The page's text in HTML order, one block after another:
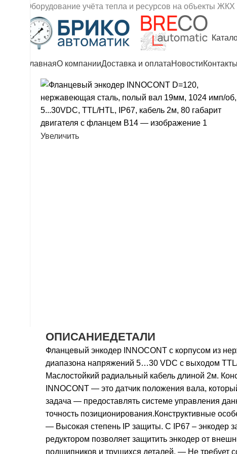
Оборудование учёта тепла и ресурсов на объекты ЖКХ
ГлавнаяО компанииДоставка и оплатаНовостиКонтакты
Увеличить
ОПИСАНИЕДЕТАЛИ
Фланцевый энкодер INNOCONT с корпусом из
диапазона напряжений 5…30 VDC с выходом
Маслостойкий радиальный кабель длиной 2м.
INNOCONT — это датчик положения вала,
задача — предоставлять системе управления
точность позиционирования.Конструктивные
— Высокая степень IP защиты. С IP67 – энкодер
редуктором позволяет защитить энкодер от
подшипников и трущихся деталей. — Не